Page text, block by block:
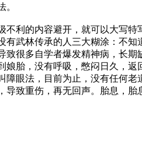
利的内容避开，就可以大写特
武林传承的人三大糊涂：不知
很多自学者爆发精神病，长
胎，没有呼吸，憋闷日久，返
眼法，目前为止，没有任何老
致重伤，再无回声。胎息，